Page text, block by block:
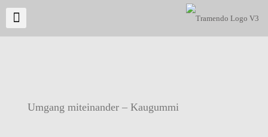
Umgang miteinander – Kaugummi